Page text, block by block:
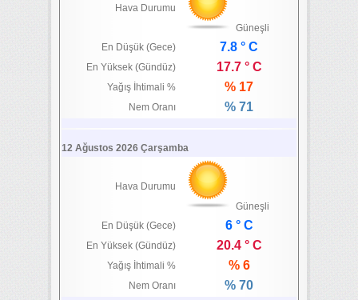
Hava Durumu
Güneşli
En Düşük (Gece)
7.8 ° C
En Yüksek (Gündüz) 17.7 ° C
Yağış İhtimali % % 17
Nem Oranı % 71
12 Ağustos 2026 Çarşamba
Hava Durumu
Güneşli
En Düşük (Gece)
6 ° C
En Yüksek (Gündüz) 20.4 ° C
Yağış İhtimali % % 6
Nem Oranı % 70